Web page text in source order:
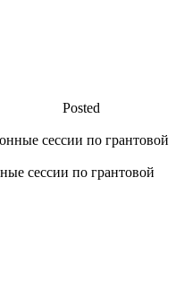
Posted
сессии по грантовой